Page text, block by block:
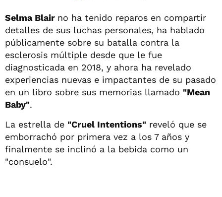
Selma Blair no ha tenido reparos en compartir
detalles de sus luchas personales, ha hablado
públicamente sobre su batalla contra la
esclerosis múltiple desde que le fue
diagnosticada en 2018, y ahora ha revelado
experiencias nuevas e impactantes de su pasado
en un libro sobre sus memorias llamado "Mean
Baby".
La estrella de "Cruel Intentions" reveló que se
emborrachó por primera vez a los 7 años y
finalmente se inclinó a la bebida como un
"consuelo".